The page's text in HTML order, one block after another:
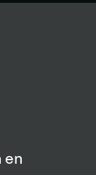
en